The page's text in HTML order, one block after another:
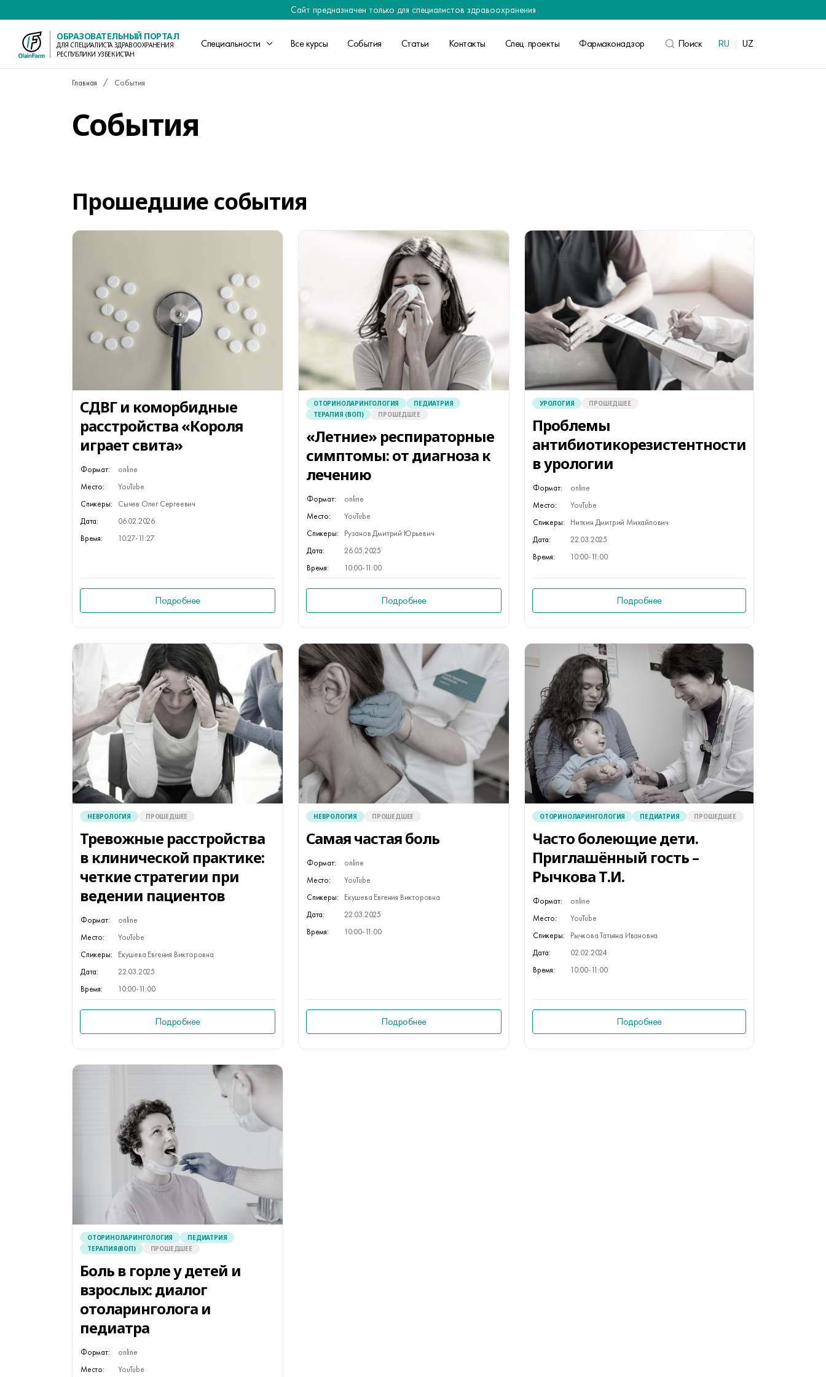
Сайт предназначен только для специалистов здравоохранения
ОБРАЗОВАТЕЛЬНЫЙ ПОРТАЛ
ДЛЯ СПЕЦИАЛИСТА ЗДРАВООХРАНЕНИЯ
РЕСПУБЛИКИ УЗБЕКИСТАН
Специальности Все курсы События Статьи Контакты Спец. проекты Фармаконадзор Поиск RU UZ
Главная События
События
Прошедшие события
СДВГ и коморбидные
расстройства «Короля
играет свита»
Формат:
online
Место:
YouTube
Спикеры:
Сычев Олег Сергеевич
Дата:
06.02.2026
Время:
10:27-11:27
Подробнее
ОТОРИНОЛАРИНГОЛОГИЯ
ПЕДИАТРИЯ
ТЕРАПИЯ (ВОП)
ПРОШЕДШЕЕ
«Летние» респираторные
симптомы: от диагноза к
лечению
Формат:
online
Место:
YouTube
Спикеры:
Рузанов Дмитрий Юрьевич
Дата:
26.05.2025
Время:
10:00-11:00
Подробнее
УРОЛОГИЯ ПРОШЕДШЕЕ
Проблемы
антибиотикорезистентности
в урологии
Формат:
online
Место:
YouTube
Спикеры:
Ниткин Дмитрий Михайлович
Дата:
22.03.2025
Время:
10:00-11:00
Подробнее
НЕВРОЛОГИЯ ПРОШЕДШЕЕ
Тревожные расстройства
в клинической практике:
четкие стратегии при
ведении пациентов
Формат:
online
Место:
YouTube
Спикеры:
Екушева Евгения Викторовна
Дата:
22.03.2025
Время:
10:00-11:00
Подробнее
НЕВРОЛОГИЯ ПРОШЕДШЕЕ
Самая частая боль
Формат:
online
Место:
YouTube
Спикеры:
Екушева Евгения Викторовна
Дата:
22.03.2025
Время:
10:00-11:00
Подробнее
ОТОРИНОЛАРИНГОЛОГИЯ ПЕДИАТРИЯ ПРОШЕДШЕЕ
Часто болеющие дети.
Приглашённый гость –
Рычкова Т.И.
Формат:
online
Место:
YouTube
Спикеры:
Рычкова Татьяна Ивановна
Дата:
02.02.2024
Время:
10:00-11:00
Подробнее
ОТОРИНОЛАРИНГОЛОГИЯ
ПЕДИАТРИЯ
ТЕРАПИЯ(ВОП)
ПРОШЕДШЕЕ
Боль в горле у детей и
взрослых: диалог
отоларинголога и
педиатра
Формат:
online
Место:
YouTube